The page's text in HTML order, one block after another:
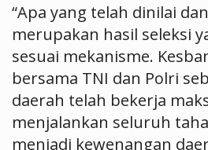
“Apa yang telah dinilai
merupakan hasil seleksi
sesuai mekanisme.
bersama TNI dan Polri
daerah telah bekerja
menjalankan seluruh
menjadi kewenangan